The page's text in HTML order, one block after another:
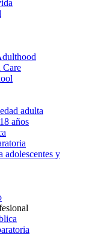
Care
adulta
años
adolescentes y